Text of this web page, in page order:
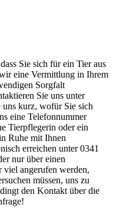
Sie sich für ein Tier aus
eine Vermittlung in Ihrem
Sorgfalt
Sie uns unter
kurz, wofür Sie sich
eine Telefonnummer
Tierpflegerin oder ein
Ruhe mit Ihnen
erreichen unter 0341
nur über einen
viel angerufen werden,
müssen, uns zu
den Kontakt über die